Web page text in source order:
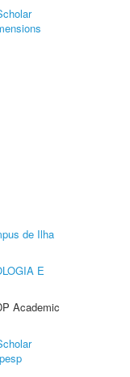
de Ilha
E
Academic